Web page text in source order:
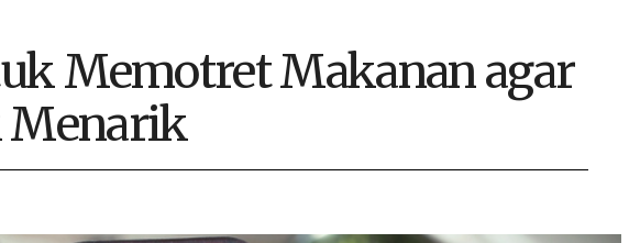
Memotret Makanan agar
Menarik